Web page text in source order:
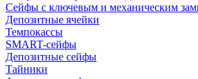
Сейфы с ключевым и механическим
Депозитные ячейки
Темпокассы
SMART-сейфы
Депозитные сейфы
Тайники